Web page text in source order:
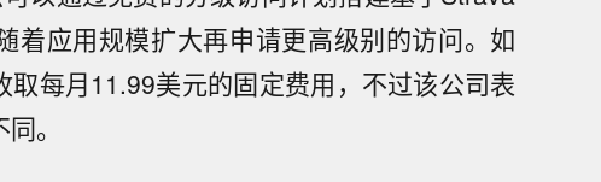
应用规模扩大再申请更高级别的访问。如
每月11.99美元的固定费用，不过该公司表
。